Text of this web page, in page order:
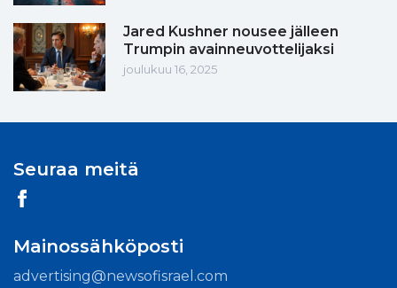
Jared Kushner nousee jälleen
Trumpin avainneuvottelijaksi
joulukuu 16, 2025
Seuraa meitä
Mainossähköposti
advertising@newsofisrael.com